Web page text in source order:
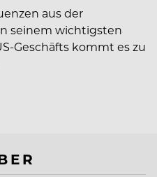
aus der
seinem wichtigsten
Geschäfts kommt es zu